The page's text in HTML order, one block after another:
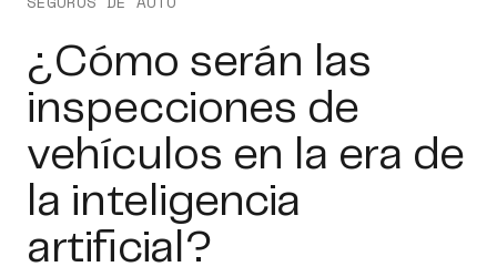
¿Cómo serán las
inspecciones de
vehículos en la era de
la inteligencia
artificial?